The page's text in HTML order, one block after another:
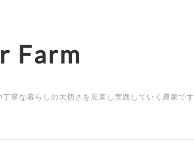
Farm
寧な暮らしの大切さを見直し実践していく農家です